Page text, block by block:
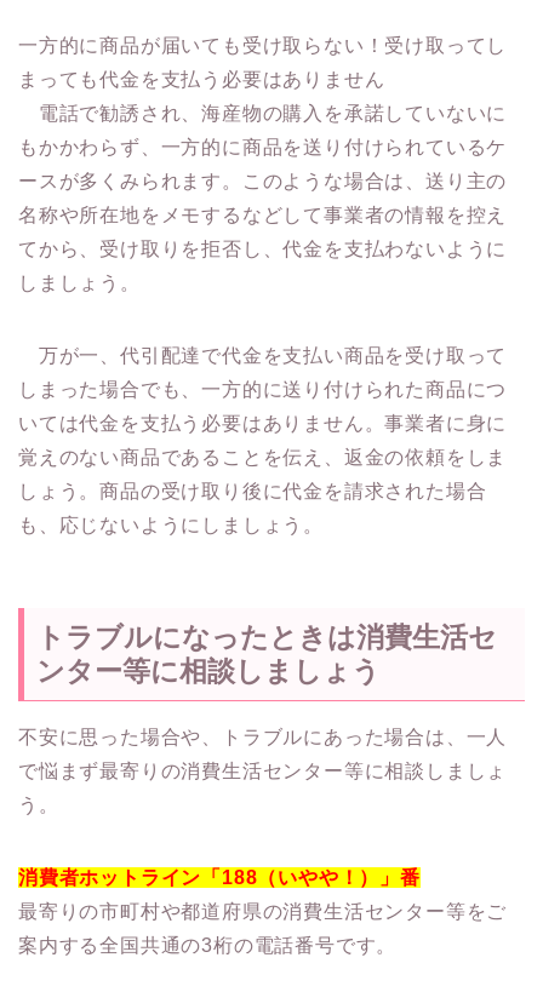
一方的に商品が届いても受け取らない！受け取ってし
まっても代金を支払う必要はありません
電話で勧誘され、海産物の購入を承諾していないに
もかかわらず、一方的に商品を送り付けられているケ
ースが多くみられます。このような場合は、送り主の
名称や所在地をメモするなどして事業者の情報を控え
てから、受け取りを拒否し、代金を支払わないように
しましょう。
万が一、代引配達で代金を支払い商品を受け取って
しまった場合でも、一方的に送り付けられた商品につ
いては代金を支払う必要はありません。事業者に身に
覚えのない商品であることを伝え、返金の依頼をしま
しょう。商品の受け取り後に代金を請求された場合
も、応じないようにしましょう。
トラブルになったときは消費生活セ
ンター等に相談しましょう
不安に思った場合や、トラブルにあった場合は、一人
で悩まず最寄りの消費生活センター等に相談しましょ
う。
消費者ホットライン「188（いやや！）」番
最寄りの市町村や都道府県の消費生活センター等をご
案内する全国共通の3桁の電話番号です。